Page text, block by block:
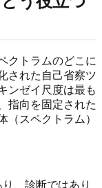
クトラムのどこに
された自己省察ツ
ンゼイ尺度は最も
指向を固定された
（スペクトラム）
、診断ではあり